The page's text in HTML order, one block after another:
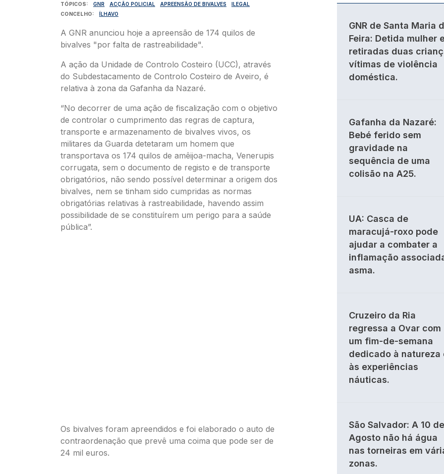
TÓPICOS GNR ACÇÃO POLICIAL APREENSÃO DE BIVALVES
ILEGAL
CONCELHO
ÍLHAVO
A GNR anunciou hoje a apreensão de 174 quilos de
bivalves "por falta de rastreabilidade".
A ação da Unidade de Controlo Costeiro (UCC), através
do Subdestacamento de Controlo Costeiro de Aveiro, é
relativa à zona da Gafanha da Nazaré.
“No decorrer de uma ação de fiscalização com o objetivo
de controlar o cumprimento das regras de captura,
transporte e armazenamento de bivalves vivos, os
militares da Guarda detetaram um homem que
transportava os 174 quilos de amêijoa-macha, Venerupis
corrugata, sem o documento de registo e de transporte
obrigatórios, não sendo possível determinar a origem dos
bivalves, nem se tinham sido cumpridas as normas
obrigatórias relativas à rastreabilidade, havendo assim
possibilidade de se constituírem um perigo para a saúde
pública”.
Os bivalves foram apreendidos e foi elaborado o auto de
contraordenação que prevê uma coima que pode ser de
24 mil euros.
GNR de Santa Maria
Feira: Detida mulher
retiradas duas
vítimas de violência
doméstica.
Gafanha da Nazaré:
Bebé ferido sem
gravidade na
sequência de uma
colisão na A25.
UA: Casca de
maracujá-roxo pode
ajudar a combater a
inflamação
asma.
Cruzeiro da Ria
regressa a Ovar com
um fim-de-semana
dedicado à natureza
às experiências
náuticas.
São Salvador: A 10 de
Agosto não há água
nas torneiras em
zonas.